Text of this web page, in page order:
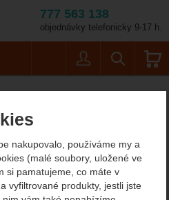
nakupovalo, používáme my a
(malé soubory, uložené ve
si pamatujeme, co máte v
vyfiltrované produkty, jestli jste
777 563 138
objednávky telefonicky 9-17 h.
Travellunch Couscous Single